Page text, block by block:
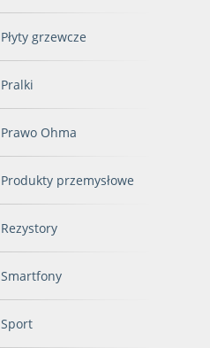
Płyty grzewcze
Pralki
Prawo Ohma
Produkty przemysłowe
Rezystory
Smartfony
Sport